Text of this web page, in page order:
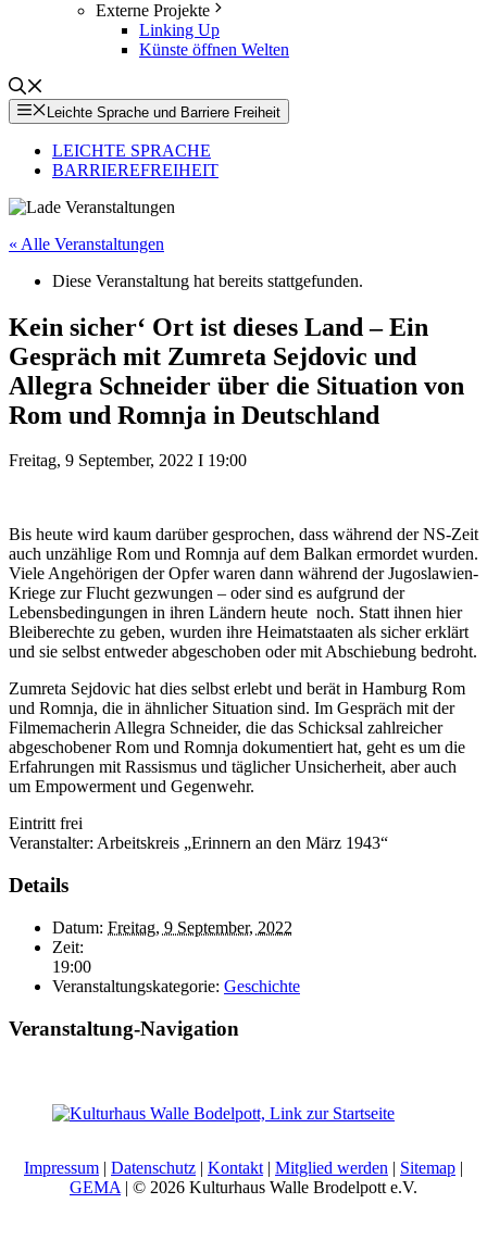
Externe Projekte
Linking Up
Künste öffnen Welten
Leichte Sprache und Barriere Freiheit
LEICHTE SPRACHE
BARRIEREFREIHEIT
« Alle Veranstaltungen
Diese Veranstaltung hat bereits stattgefunden.
Kein sicher‘ Ort ist dieses Land – Ein
Gespräch mit Zumreta Sejdovic und
Allegra Schneider über die Situation von
Rom und Romnja in Deutschland
Freitag, 9 September, 2022 I 19:00
Bis heute wird kaum darüber gesprochen, dass während der NS-Zeit
auch unzählige Rom und Romnja auf dem Balkan ermordet wurden.
Viele Angehörigen der Opfer waren dann während der Jugoslawien-
Kriege zur Flucht gezwungen – oder sind es aufgrund der
Lebensbedingungen in ihren Ländern heute noch. Statt ihnen hier
Bleiberechte zu geben, wurden ihre Heimatstaaten als sicher erklärt
und sie selbst entweder abgeschoben oder mit Abschiebung bedroht.
Zumreta Sejdovic hat dies selbst erlebt und berät in Hamburg Rom
und Romnja, die in ähnlicher Situation sind. Im Gespräch mit der
Filmemacherin Allegra Schneider, die das Schicksal zahlreicher
abgeschobener Rom und Romnja dokumentiert hat, geht es um die
Erfahrungen mit Rassismus und täglicher Unsicherheit, aber auch
um Empowerment und Gegenwehr.
Eintritt frei
Veranstalter: Arbeitskreis „Erinnern an den März 1943“
Details
Datum: Freitag, 9 September, 2022
Zeit:
19:00
Veranstaltungskategorie: Geschichte
Veranstaltung-Navigation
Impressum | Datenschutz | Kontakt | Mitglied werden | Sitemap |
GEMA | © 2026 Kulturhaus Walle Brodelpott e.V.